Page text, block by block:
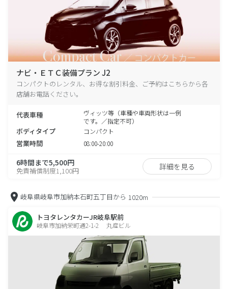
ナビ・ＥＴＣ装備プラン J2
コンパクトのレンタル、お得な割引料金、ご予約はこちらから各
店舗お電話ください。
代表車種
ヴィッツ等（車種や車両形状は一例
です。／指定不可）
ボディタイプ コンパクト
営業時間 08:00-20:00
6時間まで5,500円
免責補償制度1,100円 詳細を見る
岐阜県岐阜市加納本石町五丁目から 1020m
トヨタレンタカーJR岐阜駅前
岐阜市加納栄町通2-1-2 丸産ビル